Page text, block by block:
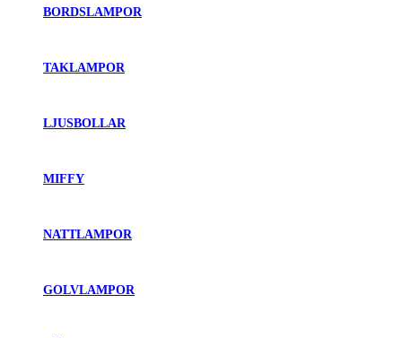
BORDSLAMPOR
TAKLAMPOR
LJUSBOLLAR
MIFFY
NATTLAMPOR
GOLVLAMPOR